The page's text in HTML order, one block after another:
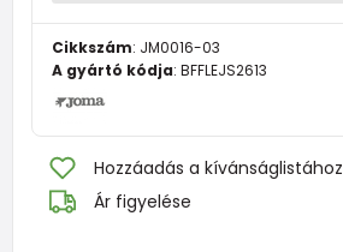
Cikkszám: JM0016-03
A gyártó kódja: BFFLEJS2613
Hozzáadás a kívánságlistához
Ár figyelése